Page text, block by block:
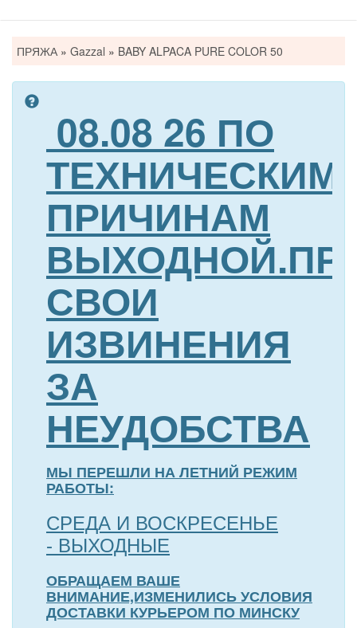
здесь
ПРЯЖА » Gazzal » BABY ALPACA PURE COLOR 50
08.08 26 ПО
ТЕХНИЧЕСКИМ
ПРИЧИНАМ
СВОИ
ИЗВИНЕНИЯ
ЗА
НЕУДОБСТВА
МЫ ПЕРЕШЛИ НА ЛЕТНИЙ РЕЖИМ
РАБОТЫ:
СРЕДА И ВОСКРЕСЕНЬЕ
- ВЫХОДНЫЕ
ОБРАЩАЕМ ВАШЕ
ВНИМАНИЕ,ИЗМЕНИЛИСЬ УСЛОВИЯ
ДОСТАВКИ КУРЬЕРОМ ПО МИНСКУ